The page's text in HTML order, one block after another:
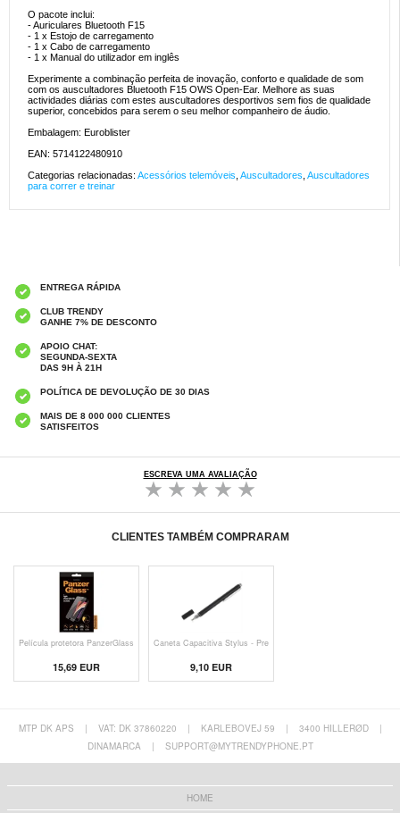
O pacote inclui:
- Auriculares Bluetooth F15
- 1 x Estojo de carregamento
- 1 x Cabo de carregamento
- 1 x Manual do utilizador em inglês
Experimente a combinação perfeita de inovação, conforto e qualidade de som
com os auscultadores Bluetooth F15 OWS Open-Ear. Melhore as suas
actividades diárias com estes auscultadores desportivos sem fios de qualidade
superior, concebidos para serem o seu melhor companheiro de áudio.
Embalagem: Euroblister
EAN: 5714122480910
Categorias relacionadas: Acessórios telemóveis Auscultadores Auscultadores
para correr e treinar
ENTREGA RÁPIDA
CLUB TRENDY
GANHE 7% DE DESCONTO
APOIO CHAT:
SEGUNDA-SEXTA
DAS 9H À 21H
POLÍTICA DE DEVOLUÇÃO DE 30 DIAS
MAIS DE 8 000 000 CLIENTES
SATISFEITOS
ESCREVA UMA AVALIAÇÃO
CLIENTES TAMBÉM COMPRARAM
Película protetora PanzerGlass
15,69 EUR
Caneta Capacitiva Stylus - Pre
9,10 EUR
MTP DK APS | VAT: DK 37860220 | KARLEBOVEJ 59 | 3400 HILLERØD
|
DINAMARCA
| SUPPORT@MYTRENDYPHONE.PT
HOME